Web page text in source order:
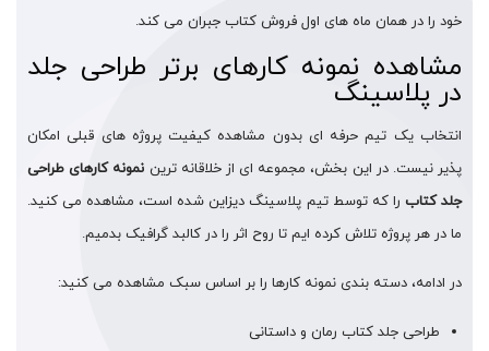
خود را در همان ماه های اول فروش کتاب جبران می کند.
مشاهده نمونه کارهای برتر طراحی جلد
در پلاسینگ
انتخاب یک تیم حرفه ای بدون مشاهده کیفیت پروژه های قبلی امکان
پذیر نیست. در این بخش، مجموعه ای از خلاقانه ترین نمونه کارهای طراحی
جلد کتاب را که توسط تیم پلاسینگ دیزاین شده است، مشاهده می کنید.
ما در هر پروژه تلاش کرده ایم تا روح اثر را در کالبد گرافیک بدمیم.
در ادامه، دسته بندی نمونه کارها را بر اساس سبک مشاهده می کنید:
طراحی جلد کتاب رمان و داستانی